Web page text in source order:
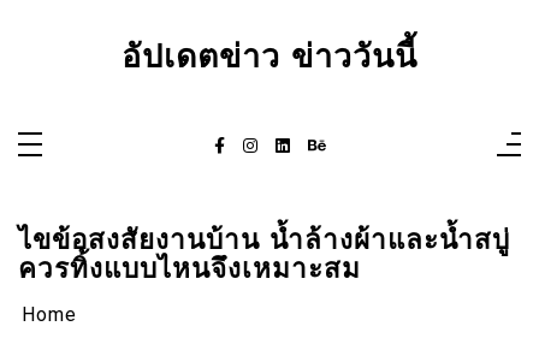
อัปเดตข่าว ข่าววันนี้
ไขข้อสงสัยงานบ้าน น้ำล้างผ้าและน้ำสบู่
ควรทิ้งแบบไหนจึงเหมาะสม
Home